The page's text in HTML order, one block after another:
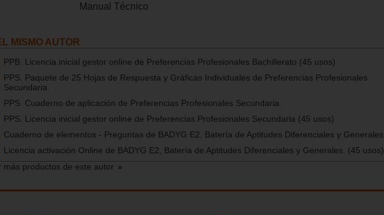
Manual Técnico
MISMO AUTOR
PPB. Licencia inicial gestor online de Preferencias Profesionales Bachillerato (45 usos)
PPS. Paquete de 25 Hojas de Respuesta y Gráficas Individuales de Preferencias Profesionales
Secundaria.
PPS. Cuaderno de aplicación de Preferencias Profesionales Secundaria.
PPS. Licencia inicial gestor online de Preferencias Profesionales Secundaria (45 usos)
Cuaderno de elementos - Preguntas de BADYG E2, Batería de Aptitudes Diferenciales y Generales.
Licencia activación Online de BADYG E2, Batería de Aptitudes Diferenciales y Generales. (45 usos)
más productos de este autor